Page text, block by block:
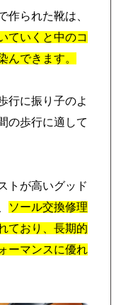
作られた靴は、
ていくと中のコ
んできます。
行に振り子のよ
の歩行に適して
トが高いグッド
ソール交換修理
ており、長期的
ーマンスに優れ